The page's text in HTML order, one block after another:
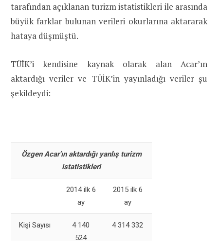
tarafından açıklanan turizm istatistikleri ile arasında
büyük farklar bulunan verileri okurlarına aktararak
hataya düşmüştü.
TÜİK’i kendisine kaynak olarak alan Acar’ın
aktardığı veriler ve TÜİK’in yayınladığı veriler şu
şekildeydi:
Özgen Acar’ın aktardığı yanlış turizm
istatistikleri
2014 ilk 6
ay
2015 ilk 6
ay
Kişi Sayısı
4 140
524
4 314 332